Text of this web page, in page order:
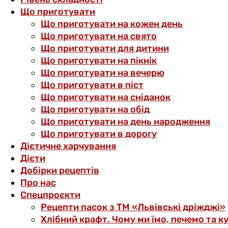
Що приготувати
Що приготувати на кожен день
Що приготувати на свято
Що приготувати для дитини
Що приготувати на пікнік
Що приготувати на вечерю
Що приготувати в піст
Що приготувати на сніданок
Що приготувати на обід
Що приготувати на день народження
Що приготувати в дорогу
Дієтичне харчування
Дієти
Добірки рецептів
Про нас
Спецпроєкти
Рецепти пасок з ТМ «Львівські дріжджі»
Хлібний крафт. Чому ми їмо, печемо та